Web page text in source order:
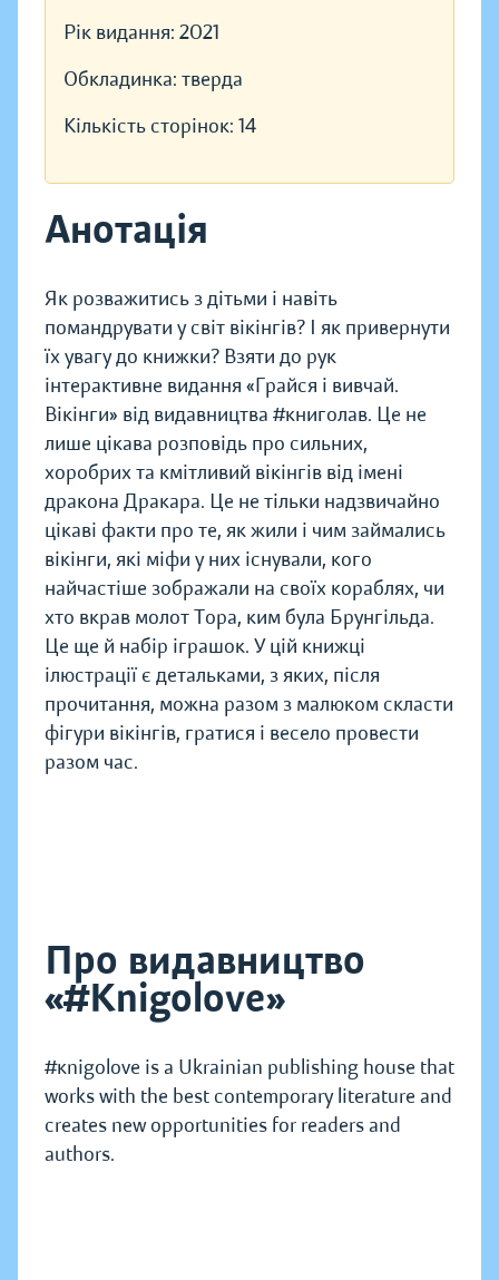
Рік видання: 2021
Обкладинка: тверда
Кількість сторінок: 14
Анотація
Як розважитись з дітьми і навіть
помандрувати у світ вікінгів? І як привернути
їх увагу до книжки? Взяти до рук
інтерактивне видання «Грайся і вивчай.
Вікінги» від видавництва #книголав. Це не
лише цікава розповідь про сильних,
хоробрих та кмітливий вікінгів від імені
дракона Дракара. Це не тільки надзвичайно
цікаві факти про те, як жили і чим займались
вікінги, які міфи у них існували, кого
найчастіше зображали на своїх кораблях, чи
хто вкрав молот Тора, ким була Брунгільда.
Це ще й набір іграшок. У цій книжці
ілюстрації є детальками, з яких, після
прочитання, можна разом з малюком скласти
фігури вікінгів, гратися і весело провести
разом час.
Про видавництво
«#Knigolove»
#кnigolove is a Ukrainian publishing house that
works with the best contemporary literature and
creates new opportunities for readers and
authors.